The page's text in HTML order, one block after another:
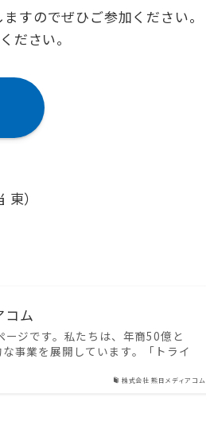
すのでぜひご参加ください。
ださい。
）
株式会社 熊日メディアコム
コム
ジです。私たちは、年商50億と
事業を展開しています。「トライ